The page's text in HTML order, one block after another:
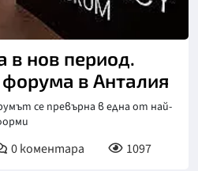
в нов период.
в Анталия
се превърна в една от най-
0коментара 1097